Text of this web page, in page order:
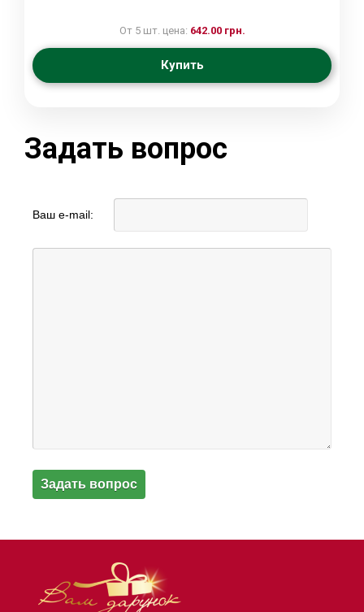
От 5 шт. цена: 642.00 грн.
Купить
Задать вопрос
Ваш e-mail: